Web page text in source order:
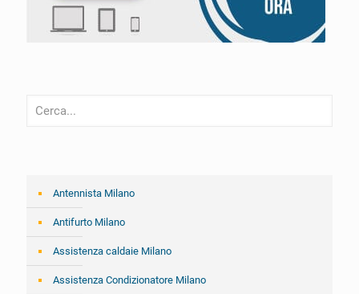
Antennista Milano
Antifurto Milano
Assistenza caldaie Milano
Assistenza Condizionatore Milano